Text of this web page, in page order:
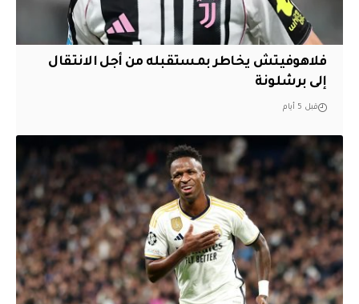
فلاهوفيتش يخاطر بمستقبله من أجل الانتقال
إلى برشلونة
قبل 5 أيام